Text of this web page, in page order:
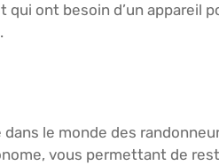
ont besoin d’un appareil
le monde des
vous permettant de